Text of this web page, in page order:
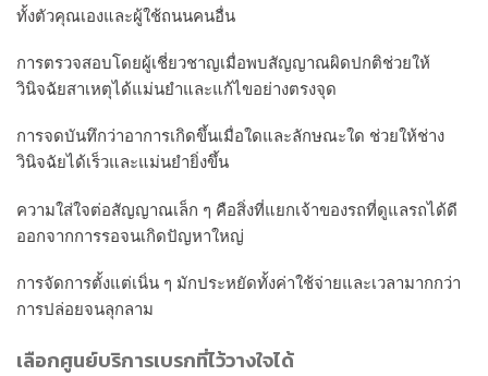
ทั้งตัวคุณเองและผู้ใช้ถนนคนอื่น
การตรวจสอบโดยผู้เชี่ยวชาญเมื่อพบสัญญาณผิดปกติช่วยให้
วินิจฉัยสาเหตุได้แม่นยำและแก้ไขอย่างตรงจุด
การจดบันทึกว่าอาการเกิดขึ้นเมื่อใดและลักษณะใด ช่วยให้ช่าง
วินิจฉัยได้เร็วและแม่นยำยิ่งขึ้น
ความใส่ใจต่อสัญญาณเล็ก ๆ คือสิ่งที่แยกเจ้าของรถที่ดูแลรถได้ดี
ออกจากการรอจนเกิดปัญหาใหญ่
การจัดการตั้งแต่เนิ่น ๆ มักประหยัดทั้งค่าใช้จ่ายและเวลามากกว่า
การปล่อยจนลุกลาม
เลือกศูนย์บริการเบรกที่ไว้วางใจได้